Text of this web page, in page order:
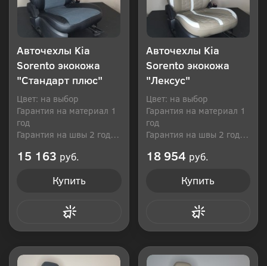
Авточехлы Kia
Sorento экокожа
"Стандарт плюс"
Цвет: на выбор
Гарантия на материал 1
год
Гарантия на швы 2 года
15 163 руб.
Купить
Авточехлы Kia
Sorento экокожа
"Лексус"
Цвет: на выбор
Гарантия на материал 1
год
Гарантия на швы 2 года
18 954 руб.
Купить